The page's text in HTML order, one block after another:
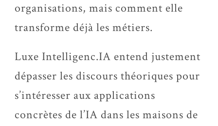
organisations, mais comment elle
transforme déjà les métiers.
Luxe Intelligenc.IA entend justement
dépasser les discours théoriques pour
s’intéresser aux applications
concrètes de l’IA dans les maisons de